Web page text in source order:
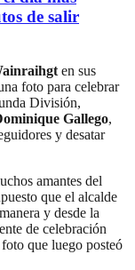
de salir
en sus
foto para celebrar
División,
Gallego,
y desatar
amantes del
que el alcalde
y desde la
de celebración
que luego posteó